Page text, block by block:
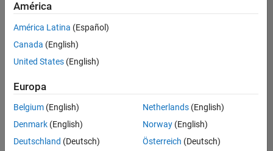
Web Applications and Services
Industry Marketing
Ordenar por
Guardar
empleos
seleccionados
No se
América
América Latina (Español)
Canada (English)
United States (English)
Europa
Belgium (English)
Denmark (English)
Deutschland (Deutsch)
Netherlands(English)
Norway(English)
Österreich (Deutsch)